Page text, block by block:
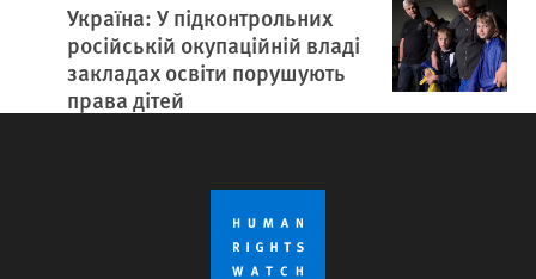
Україна: У підконтрольних
російській окупаційній владі
закладах освіти порушують
права дітей